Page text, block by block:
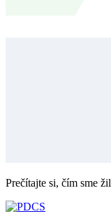
Prečítajte si, čím sme